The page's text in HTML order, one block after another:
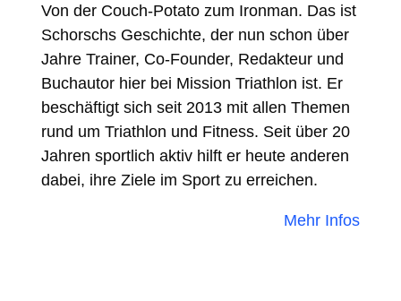
Von der Couch-Potato zum Ironman. Das ist
Schorschs Geschichte, der nun schon über
Jahre Trainer, Co-Founder, Redakteur und
Buchautor hier bei Mission Triathlon ist. Er
beschäftigt sich seit 2013 mit allen Themen
rund um Triathlon und Fitness. Seit über 20
Jahren sportlich aktiv hilft er heute anderen
dabei, ihre Ziele im Sport zu erreichen.
Mehr Infos